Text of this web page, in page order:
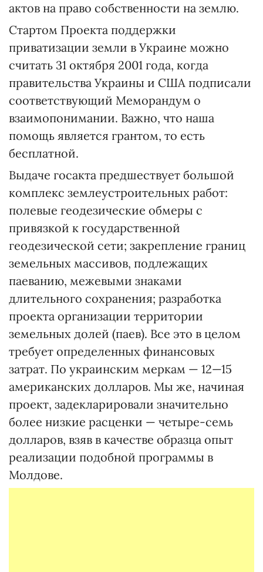
актов на право собственности на землю.
Стартом Проекта поддержки
приватизации земли в Украине можно
считать 31 октября 2001 года, когда
правительства Украины и США подписали
соответствующий Меморандум о
взаимопонимании. Важно, что наша
помощь является грантом, то есть
бесплатной.
Выдаче госакта предшествует большой
комплекс землеустроительных работ:
полевые геодезические обмеры с
привязкой к государственной
геодезической сети; закрепление границ
земельных массивов, подлежащих
паеванию, межевыми знаками
длительного сохранения; разработка
проекта организации территории
земельных долей (паев). Все это в целом
требует определенных финансовых
затрат. По украинским меркам — 12—15
американских долларов. Мы же, начиная
проект, задекларировали значительно
более низкие расценки — четыре-семь
долларов, взяв в качестве образца опыт
реализации подобной программы в
Молдове.